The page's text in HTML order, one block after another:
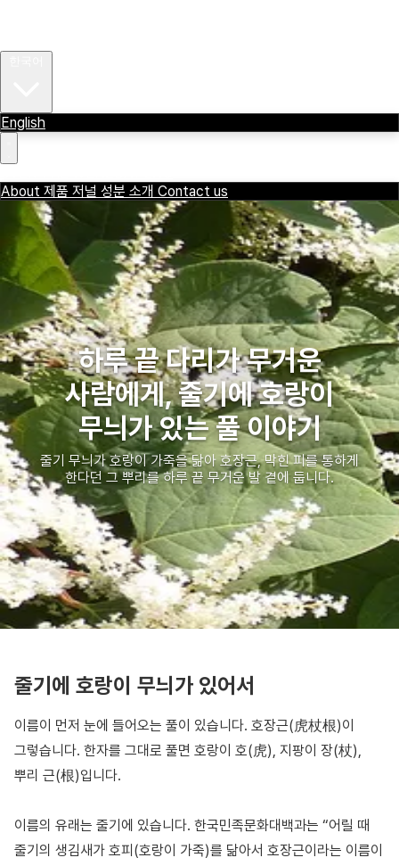
English
About 제품 저널 성분 소개 Contact us
하루 끝 다리가 무거운
사람에게, 줄기에 호랑이
무늬가 있는 풀 이야기
줄기 무늬가 호랑이 가죽을 닮아 호장근, 막힌 피를 통하게
한다던 그 뿌리를 하루 끝 무거운 발 곁에 둡니다.
줄기에 호랑이 무늬가 있어서
이름이 먼저 눈에 들어오는 풀이 있습니다. 호장근(虎杖根)이
그렇습니다. 한자를 그대로 풀면 호랑이 호(虎), 지팡이 장(杖),
뿌리 근(根)입니다.
이름의 유래는 줄기에 있습니다. 한국민족문화대백과는 “어릴 때
줄기의 생김새가 호피(호랑이 가죽)를 닮아서 호장근이라는 이름이